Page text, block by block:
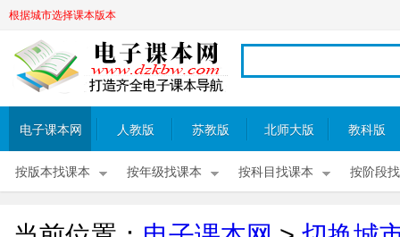
根据城市选择课本版本
电子课本网 人教版 苏教版 北师大版 教科版
按版本找课本 按年级找课本 按科目找课本 按阶段